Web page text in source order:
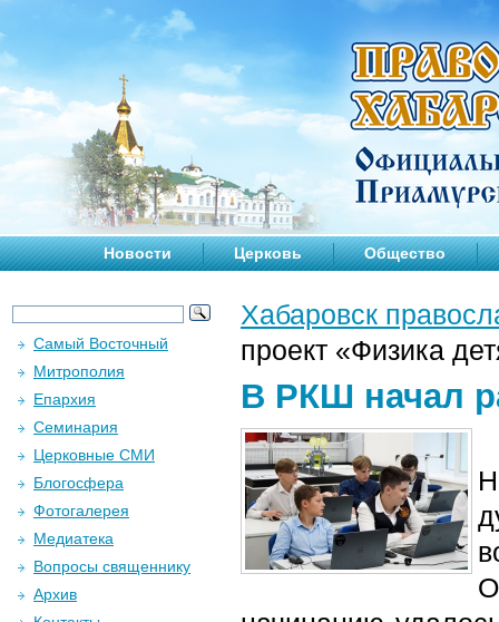
Новости Церковь Общество
Хабаровск
проект «Физика
В РКШ начал
Самый Восточный
Митрополия
Епархия
Семинария
Церковные СМИ
Блогосфера
Фотогалерея
Медиатека
Вопросы священнику
Архив